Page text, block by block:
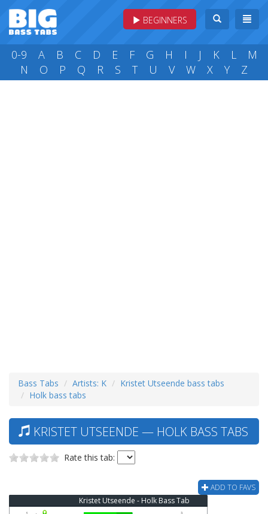
BEGINNERS
0-9 A B C D E F G H I J K L
M
N
O P Q R S T U V W X Y Z
Bass Tabs Artists: K
Kristet Utseende bass tabs
Holk bass tabs
KRISTET UTSEENDE — HOLK BASS TABS
Rate this tab:
ADD TO FAVS
Kristet Utseende - Holk Bass Tab